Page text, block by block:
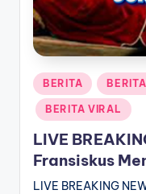
T
e
k
n
Posted
in
BERITA
BERITA VIRAL
LIVE
Fransiskus
LIVE BREAKING